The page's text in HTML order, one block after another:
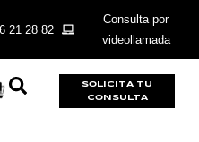
21 28 82
Consulta por
videollamada
SOLICITA TU
CONSULTA